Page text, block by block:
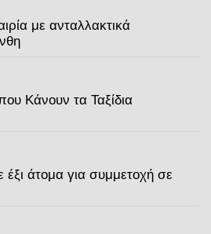
με ανταλλακτικά
Κάνουν τα Ταξίδια
άτομα για συμμετοχή σε